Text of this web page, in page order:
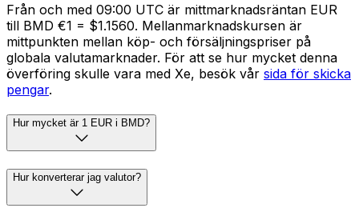
Från och med 09:00 UTC är mittmarknadsräntan EUR
till BMD €1 = $1.1560. Mellanmarknadskursen är
mittpunkten mellan köp- och försäljningspriser på
globala valutamarknader. För att se hur mycket denna
överföring skulle vara med Xe, besök vår sida för skicka
pengar.
Hur mycket är 1 EUR i BMD?
Hur konverterar jag valutor?